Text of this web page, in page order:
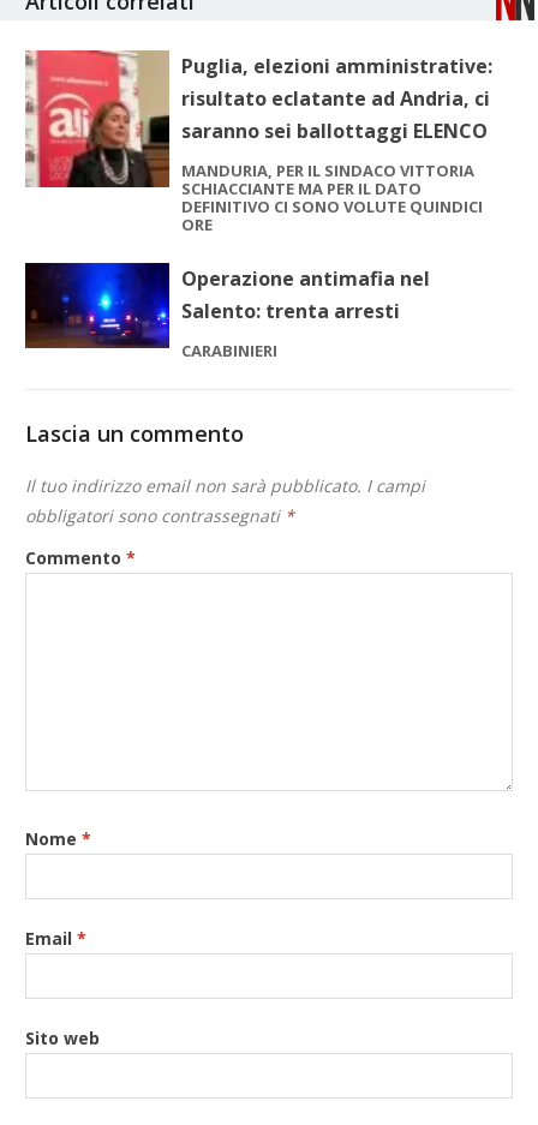
Puglia, elezioni amministrative:
risultato eclatante ad Andria, ci
saranno sei ballottaggi ELENCO
MANDURIA, PER IL SINDACO VITTORIA
SCHIACCIANTE MA PER IL DATO
DEFINITIVO CI SONO VOLUTE QUINDICI
ORE
Operazione antimafia nel
Salento: trenta arresti
CARABINIERI
Lascia un commento
Il tuo indirizzo email non sarà pubblicato. I campi
obbligatori sono contrassegnati *
Commento*
Nome*
Email*
Sito web